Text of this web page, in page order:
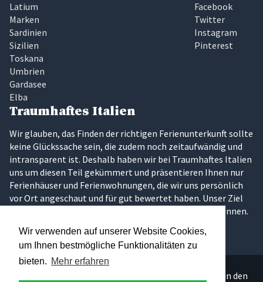
Wir verwenden auf unserer Website Cookies,
um Ihnen bestmögliche Funktionalitäten zu
bieten. Mehr erfahren
Latium
Marken
Sardinien
Sizilien
Toskana
Umbrien
Gardasee
Elba
Facebook
Twitter
Instagram
Pinterest
Traumhaftes Italien
Wir glauben, das Finden der richtigen Ferienunterkunft sollte
keine Glückssache sein, die zudem noch zeitaufwändig und
intransparent ist. Deshalb haben wir bei Traumhaftes Italien
uns um diesen Teil gekümmert und präsentieren Ihnen nur
Ferienhäuser und Ferienwohnungen, die wir uns persönlich
vor Ort angeschaut und für gut bewertet haben. Unser Ziel
ist es, dass Sie Ihren Traumurlaub in Italien erleben können.
Über 300 persönlich ausgesuchte Ferienunterkünfte in den